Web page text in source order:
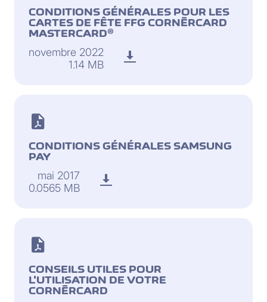
CONDITIONS GÉNÉRALES POUR LES
CARTES DE FÊTE FFG CORNÈRCARD
MASTERCARD®
1.14 MB
novembre 2022
CONDITIONS GÉNÉRALES SAMSUNG
PAY
0.0565 MB
mai 2017
CONSEILS UTILES POUR
L'UTILISATION DE VOTRE
CORNÈRCARD